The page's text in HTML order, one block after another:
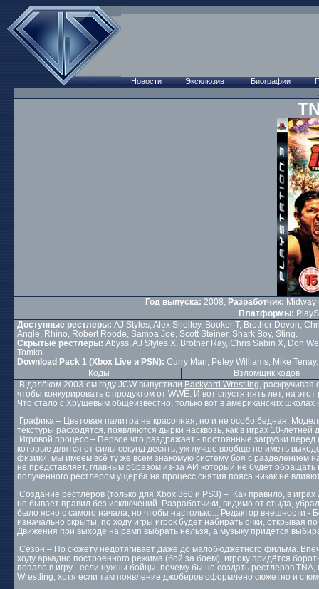
Год выпуска: 2008, Разработчик:
Платформы:
Доступные рестлеры: AJ Styles, Alex Shelley, Booker T, Brother Devon,
Angle, Rhino, Robert Roode, Samoa Joe, Scott Steiner, Shark Boy, Sting.
Скрытые рестлеры: Abyss, AJ Styles X, Brother Ray, Chris Sabin X, Don
Tomko.
Download Pack 1 (Xbox Live и PSN): Curry Man, Petey Williams, Mike Tenay.
Коды
Взломщик кодов
В далёком 2003-ем году JCW выпустили Backyard Wrestling, раскручивая
чтобы конкурировать с продуктом от WWE. И вот спустя пять лет, на
Что стало с Хрущёвым общеизвестно, только вот в американских
Графика – Цветовая палитра не красочная, но и не особо бедная.
текстуры расходятся, появляются дырки насквозь, как в играх 10-летней
Игровой процесс – Первое что раздражает - постоянные загрузки
которые длятся от силы секунд десять, уж лучше вообще не иметь
физики, мы имеем всё ту же всем знакомую систему боя с разделением
не представляет, главным образом из-за АИ который не будет обращать
полученного рестлером ущерба на процесс снятия пояса никак не
Создание рестлеров (только для Xbox 360 и PS3) – Как правило, в
не бывает правил без исключений. Разработчики, видимо от стыда,
было ясно с самого начала, но чтобы настолько... Редактор внешности -
изначально скрыты, по ходу игры игрок будет набирать очки, открывая
Движения при выходе на рамп выбрать нельзя, а музыку придётся
Сезон – По сюжету недотягивает даже до малобюджетного фильма.
ходу аркадно построенного режима (бой за боем), игроку придётся
попало в игру - если нужны бойцы, почему бы не создать рестлеров
Wrestling, хотя если там появление джоберов оформлено сюжетно и с